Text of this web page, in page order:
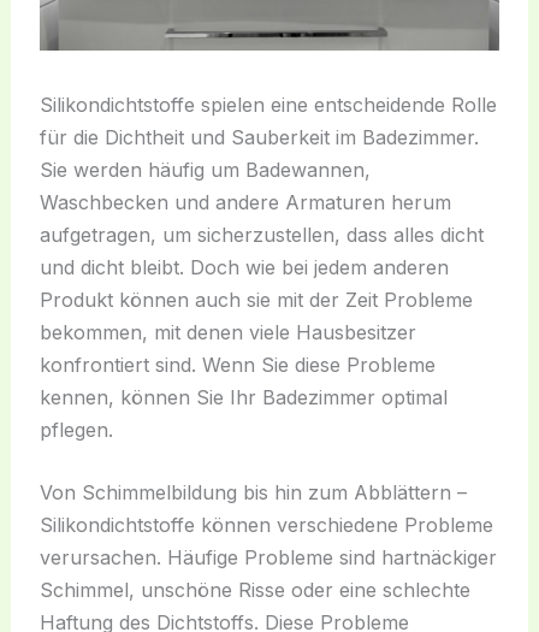
Silikondichtstoffe spielen eine entscheidende Rolle
für die Dichtheit und Sauberkeit im Badezimmer.
Sie werden häufig um Badewannen,
Waschbecken und andere Armaturen herum
aufgetragen, um sicherzustellen, dass alles dicht
und dicht bleibt. Doch wie bei jedem anderen
Produkt können auch sie mit der Zeit Probleme
bekommen, mit denen viele Hausbesitzer
konfrontiert sind. Wenn Sie diese Probleme
kennen, können Sie Ihr Badezimmer optimal
pflegen.
Von Schimmelbildung bis hin zum Abblättern –
Silikondichtstoffe können verschiedene Probleme
verursachen. Häufige Probleme sind hartnäckiger
Schimmel, unschöne Risse oder eine schlechte
Haftung des Dichtstoffs. Diese Probleme